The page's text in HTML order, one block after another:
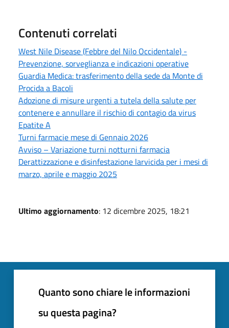
Contenuti correlati
West Nile Disease (Febbre del Nilo Occidentale) -
Prevenzione, sorveglianza e indicazioni operative
Guardia Medica: trasferimento della sede da Monte di
Procida a Bacoli
Adozione di misure urgenti a tutela della salute per
contenere e annullare il rischio di contagio da virus
Epatite A
Turni farmacie mese di Gennaio 2026
Avviso – Variazione turni notturni farmacia
Derattizzazione e disinfestazione larvicida per i mesi di
marzo, aprile e maggio 2025
Ultimo aggiornamento: 12 dicembre 2025, 18:21
Quanto sono chiare le informazioni
su questa pagina?